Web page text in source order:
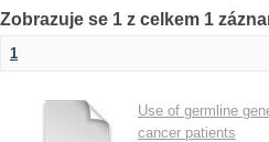
Zobrazuje se 1 z celkem 1
1
Use of germline
cancer patients